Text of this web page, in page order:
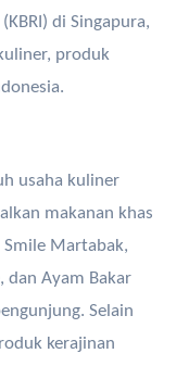
di Singapura,
produk
usaha kuliner
makanan khas
Smile Martabak,
dan Ayam Bakar
Selain
kerajinan